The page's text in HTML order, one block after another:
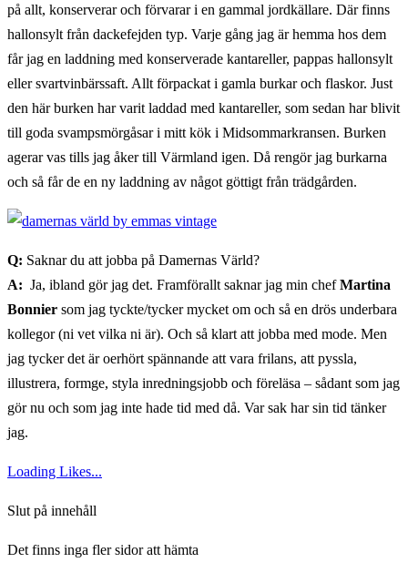
på allt, konserverar och förvarar i en gammal jordkällare. Där finns
hallonsylt från dackefejden typ. Varje gång jag är hemma hos dem
får jag en laddning med konserverade kantareller, pappas hallonsylt
eller svartvinbärssaft. Allt förpackat i gamla burkar och flaskor. Just
den här burken har varit laddad med kantareller, som sedan har blivit
till goda svampsmörgåsar i mitt kök i Midsommarkransen. Burken
agerar vas tills jag åker till Värmland igen. Då rengör jag burkarna
och så får de en ny laddning av något göttigt från trädgården.
Q: Saknar du att jobba på Damernas Värld?
A: Ja, ibland gör jag det. Framförallt saknar jag min chefMartina
Bonnier som jag tyckte/tycker mycket om och så en drös underbara
kollegor (ni vet vilka ni är). Och så klart att jobba med mode. Men
jag tycker det är oerhört spännande att vara frilans, att pyssla,
illustrera, formge, styla inredningsjobb och föreläsa – sådant som jag
gör nu och som jag inte hade tid med då. Var sak har sin tid tänker
jag.
Loading Likes...
Slut på innehåll
Det finns inga fler sidor att hämta